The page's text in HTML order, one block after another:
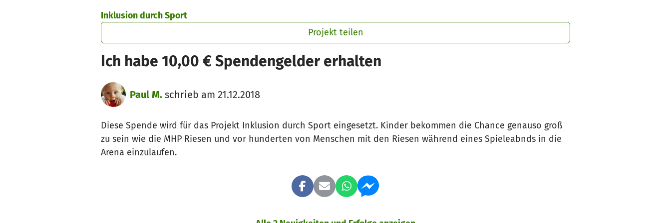
Inklusion durch Sport
Projekt teilen
Ich habe 10,00 € Spendengelder erhalten
Paul M. schrieb am 21.12.2018
Diese Spende wird für das Projekt Inklusion durch Sport eingesetzt. Kinder bekommen die Chance genauso groß
zu sein wie die MHP Riesen und vor hunderten von Menschen mit den Riesen während eines Spieleabnds in die
Arena einzulaufen.